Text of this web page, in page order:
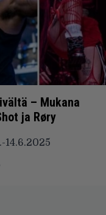
– Mukana
ja Røry